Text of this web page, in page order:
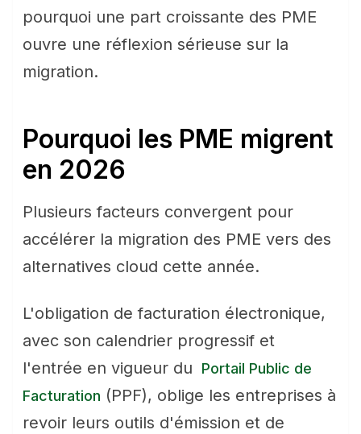
pourquoi une part croissante des PME
ouvre une réflexion sérieuse sur la
migration.
Pourquoi les PME migrent
en 2026
Plusieurs facteurs convergent pour
accélérer la migration des PME vers des
alternatives cloud cette année.
L'obligation de facturation électronique,
avec son calendrier progressif et
l'entrée en vigueur du
Portail Public de
Facturation (PPF), oblige les entreprises à
revoir leurs outils d'émission et de